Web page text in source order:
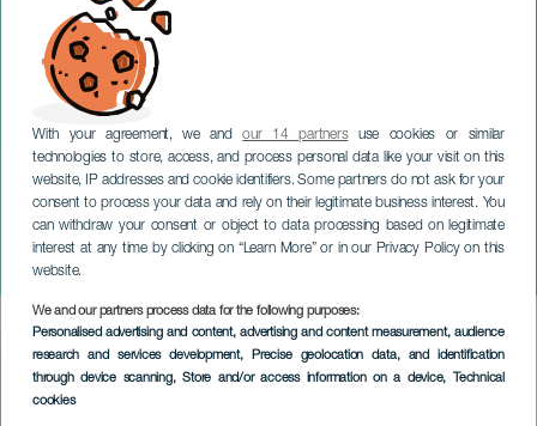
With your agreement, we andour 14 partnersuse cookies or similar
technologies to store, access, and process personal data like your visit on this
website, IP addresses and cookie identifiers. Some partners do not ask for your
consent to process your data and rely on their legitimate business interest. You
can withdraw your consent or object to data processing based on legitimate
interest at any time by clicking on “Learn More” or in our Privacy Policy on this
website.
We and our partners process data for the following purposes:
Personalised advertising and content, advertising and content measurement, audience
research and services development, Precise geolocation data, and identification
through device scanning, Store and/or access information on a device, Technical
cookies
Mararía la de Femés. Gran
Canaria
GRAN CANARIA
Imagen
Listado